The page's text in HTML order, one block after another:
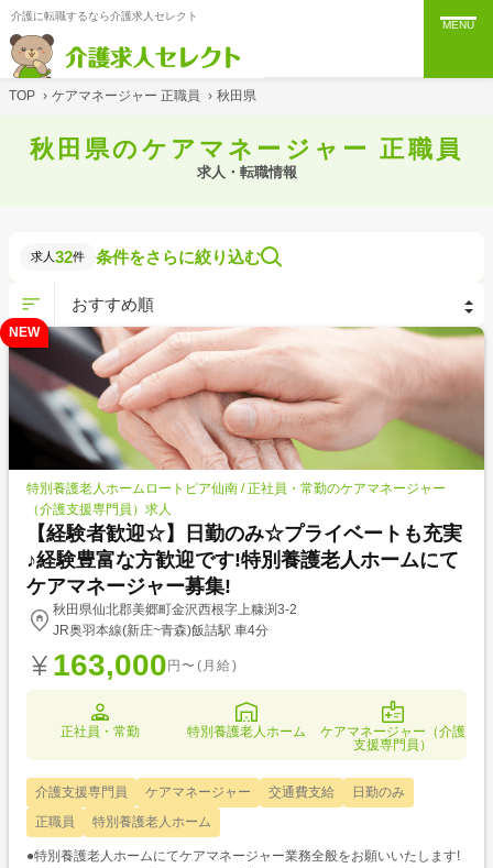
介護に転職するなら介護求人セレクト
MENU
TOP › ケアマネージャー 正職員 › 秋田県
秋田県のケアマネージャー 正職員
求人・転職情報
求人 32件 条件をさらに絞り込む
NEW
特別養護老人ホームロートピア仙南 / 正社員・常勤のケアマネージャー
（介護支援専門員）求人
【経験者歓迎☆】日勤のみ☆プライベートも充実
♪経験豊富な方歓迎です!特別養護老人ホームにて
ケアマネージャー募集!
秋田県仙北郡美郷町金沢西根字上糠渕3-2
JR奥羽本線(新庄~青森)飯詰駅 車4分
163,000 円〜(月給)
正社員・常勤 特別養護老人ホーム
ケアマネージャー（介護
支援専門員）
介護支援専門員 ケアマネージャー 交通費支給
日勤のみ
正職員
特別養護老人ホーム
●特別養護老人ホームにてケアマネージャー業務全般をお願いいたします!